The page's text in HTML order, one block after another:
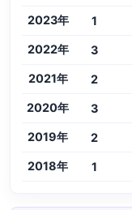
2023年 1
2022年 3
2021年 2
2020年 3
2019年 2
2018年 1